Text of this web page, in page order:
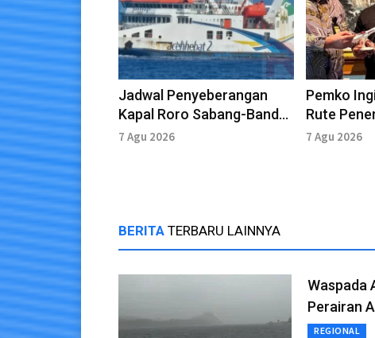
Jadwal Penyeberangan
Kapal Roro Sabang-Banda
Aceh 7 Agustus 2026
7 Agu 2026
Pemko
Rute
Sabang-
7 Agu 2026
BERITA TERBARU LAINNYA
Waspada
Perairan
REGIONAL